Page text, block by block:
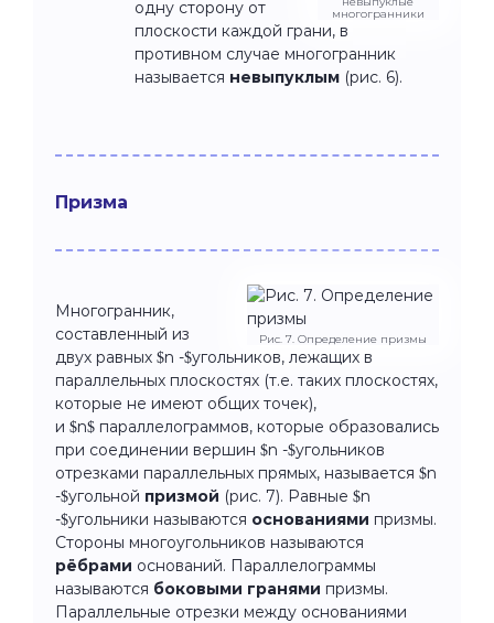
многогранники
одну сторону от
плоскости каждой грани, в
противном случае многогранник
называется невыпуклым (рис. 6).
Призма
Рис. 7. Определение призмы
Многогранник,
составленный из
двух равных $n -$угольников, лежащих в
параллельных плоскостях (т.е. таких плоскостях,
которые не имеют общих точек),
и $n$ параллелограммов, которые образовались
при соединении вершин $n -$угольников
отрезками параллельных прямых, называется $n
-$угольной призмой (рис. 7). Равные $n
-$угольники называются основаниями призмы.
Стороны многоугольников называются
рёбрами оснований. Параллелограммы
называются боковыми гранями призмы.
Параллельные отрезки между основаниями